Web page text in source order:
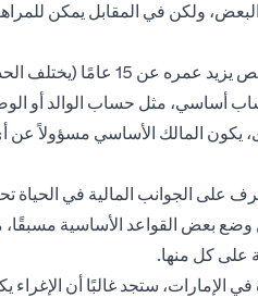
ولكن في المقابل يمكن
في الإمارات العربية
أساسي، مثل حساب الوالد أو
يكون المالك الأساسي مسؤولاً
على الجوانب المالية في
وضع بعض القواعد الأساسية
على كل منها.
الإمارات، ستجد غالبًا أن